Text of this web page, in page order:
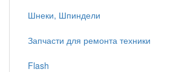
Шнеки, Шпиндели
Запчасти для ремонта техники
Flash